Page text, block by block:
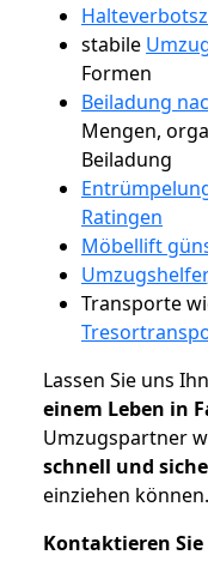
stabile
Formen
Beiladung
Mengen,
Beiladung
Ratingen
Möbellift
Umzugshelfer
Transporte
Lassen Sie uns
einem Leben in
Umzugspartner
schnell und
einziehen können.
Kontaktieren